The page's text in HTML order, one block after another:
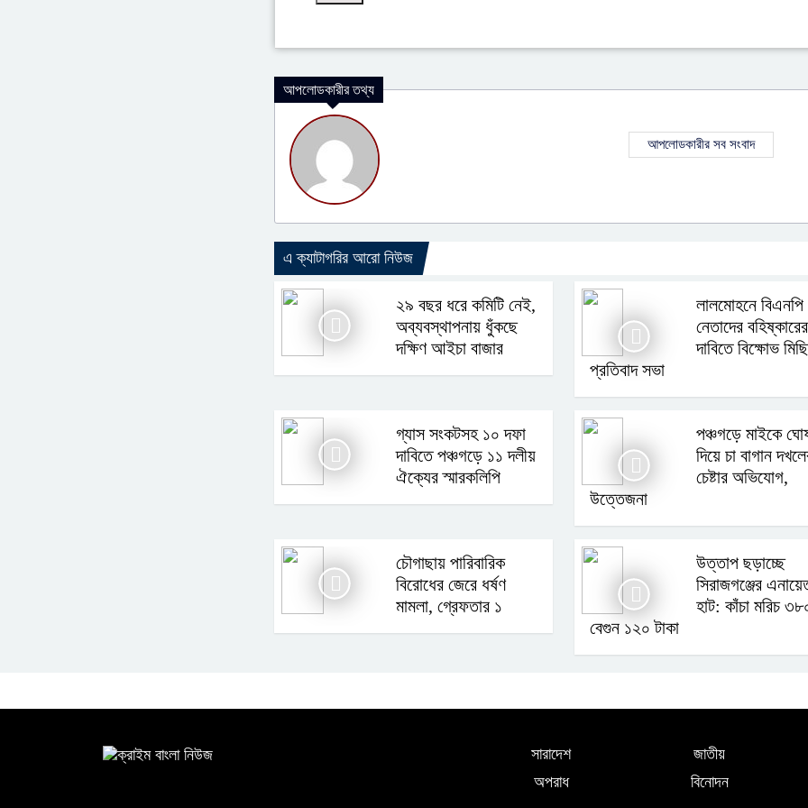
আপলোডকারীর তথ্য
আপলোডকারীর সব সংবাদ
এ ক্যাটাগরির আরো নিউজ
২৯ বছর ধরে কমিটি নেই,
অব্যবস্থাপনায় ধুঁকছে
দক্ষিণ আইচা বাজার
লালমোহনে বিএনপি
নেতাদের বহিষ্কারের
দাবিতে বিক্ষোভ
প্রতিবাদ সভা
গ্যাস সংকটসহ ১০ দফা
দাবিতে পঞ্চগড়ে ১১ দলীয়
ঐক্যের স্মারকলিপি
পঞ্চগড়ে মাইকে
দিয়ে চা বাগান
চেষ্টার অভিযোগ,
উত্তেজনা
চৌগাছায় পারিবারিক
বিরোধের জেরে ধর্ষণ
মামলা, গ্রেফতার ১
উত্তাপ ছড়াচ্ছে
সিরাজগঞ্জের
হাট: কাঁচা মরিচ
বেগুন ১২০ টাকা
সারাদেশ
জাতীয়
অপরাধ
বিনোদন